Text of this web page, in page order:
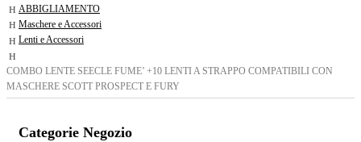
ABBIGLIAMENTO
Maschere e Accessori
Lenti e Accessori
COMBO LENTE SEECLE FUME’ +10 LENTI A STRAPPO COMPATIBILI CON
MASCHERE SCOTT PROSPECT E FURY
Categorie Negozio